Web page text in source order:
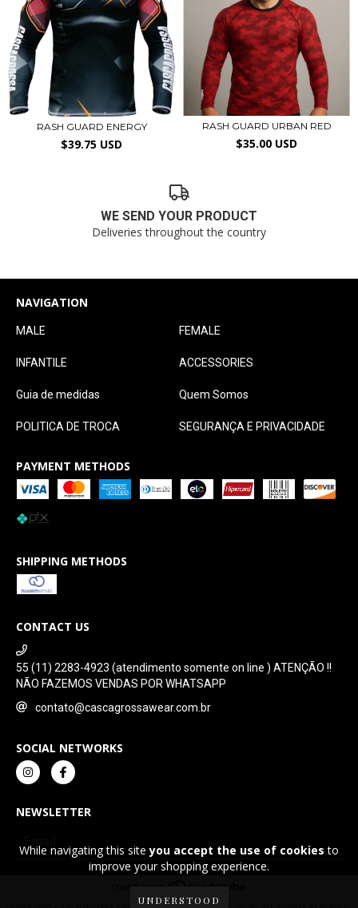
While navigating this siteyou accept the use of cookies to
improve your shopping experience.
UNDERSTOOD
RASH GUARD ENERGY
$39.75 USD
RASH GUARD URBAN RED
$35.00 USD
WE SEND YOUR PRODUCT
Deliveries throughout the country
NAVIGATION
MALE FEMALE
INFANTILE ACCESSORIES
Guia de medidas Quem Somos
POLITICA DE TROCA SEGURANÇA E PRIVACIDADE
PAYMENT METHODS
SHIPPING METHODS
CONTACT US
55 (11) 2283-4923 (atendimento somente on line ) ATENÇÃO !!
NÃO FAZEMOS VENDAS POR WHATSAPP
contato@cascagrossawear.com.br
SOCIAL NETWORKS
NEWSLETTER